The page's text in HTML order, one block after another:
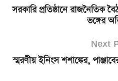
সরকারি প্রতিষ্ঠানে রাজনৈতিক
ভঙ্গের
Next
স্মরণীয় ইনিংস শশাঙ্কের,